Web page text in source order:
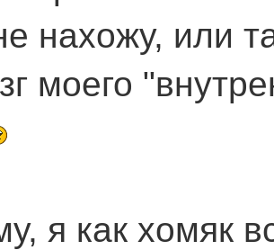
нахожу, или
моего
я как хомяк